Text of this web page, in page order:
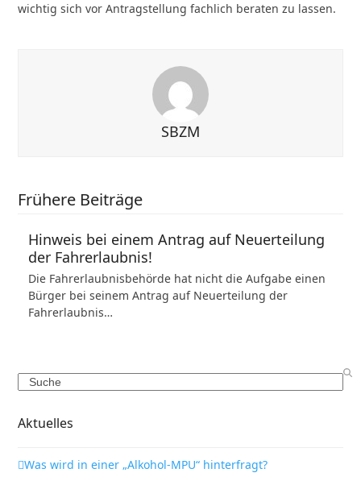
wichtig sich vor Antragstellung fachlich beraten zu lassen.
SBZM
Frühere Beiträge
Hinweis bei einem Antrag auf Neuerteilung
der Fahrerlaubnis!
Die Fahrerlaubnisbehörde hat nicht die Aufgabe einen
Bürger bei seinem Antrag auf Neuerteilung der
Fahrerlaubnis…
Search
Aktuelles
Was wird in einer „Alkohol-MPU“ hinterfragt?